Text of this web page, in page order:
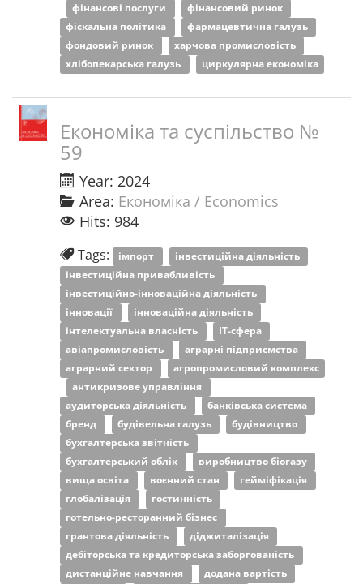
фінансові послуги
фінансовий ринок
фіскальна політика
фармацевтична галузь
фондовий ринок
харчова промисловість
хлібопекарська галузь
циркулярна економіка
Економіка та суспільство №
59
Year: 2024
Area: Економіка / Economics
Hits: 984
Tags: імпорт
інвестиційна діяльність
інвестиційна привабливість
інвестиційно-інноваційна діяльність
інновації
інноваційна діяльність
інтелектуальна власність
ІТ-сфера
авіапромисловість
аграрні підприємства
аграрний сектор
агропромисловий комплекс
антикризове управління
аудиторська діяльність
банківська система
бренд
будівельна галузь
будівництво
бухгалтерська звітність
бухгалтерський облік
виробництво біогазу
вища освіта
воєнний стан
гейміфікація
глобалізація
гостинність
готельно-ресторанний бізнес
грантова діяльність
діджиталізація
дебіторська та кредиторська заборгованість
дистанційне навчання
додана вартість